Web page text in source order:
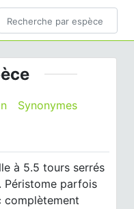
Synonymes
à 5.5 tours serrés
Péristome parfois
complètement